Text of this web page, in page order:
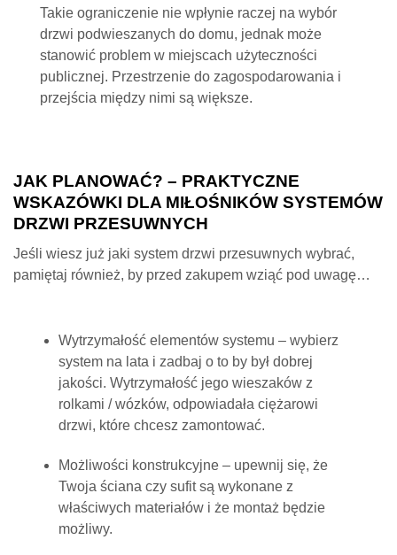
Takie ograniczenie nie wpłynie raczej na wybór
drzwi podwieszanych do domu, jednak może
stanowić problem w miejscach użyteczności
publicznej. Przestrzenie do zagospodarowania i
przejścia między nimi są większe.
JAK PLANOWAĆ? – PRAKTYCZNE
WSKAZÓWKI DLA MIŁOŚNIKÓW SYSTEMÓW
DRZWI PRZESUWNYCH
Jeśli wiesz już jaki system drzwi przesuwnych wybrać,
pamiętaj również, by przed zakupem wziąć pod uwagę…
Wytrzymałość elementów systemu – wybierz
system na lata i zadbaj o to by był dobrej
jakości. Wytrzymałość jego wieszaków z
rolkami / wózków, odpowiadała ciężarowi
drzwi, które chcesz zamontować.
Możliwości konstrukcyjne – upewnij się, że
Twoja ściana czy sufit są wykonane z
właściwych materiałów i że montaż będzie
możliwy.